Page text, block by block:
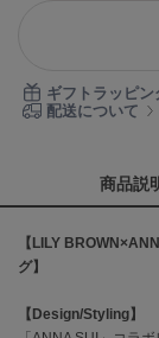
Calvin Klein
カルバン・クライン
セロン
ギフトラッピン
配送について
商品説
【LILY
グ】
【Design/Styling】